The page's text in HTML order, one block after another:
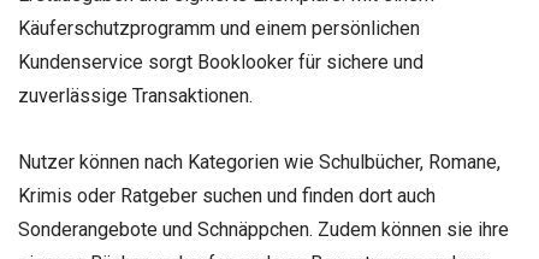
Käuferschutzprogramm und einem persönlichen
Kundenservice sorgt Booklooker für sichere und
zuverlässige Transaktionen.
Nutzer können nach Kategorien wie Schulbücher, Romane,
Krimis oder Ratgeber suchen und finden dort auch
Sonderangebote und Schnäppchen. Zudem können sie ihre